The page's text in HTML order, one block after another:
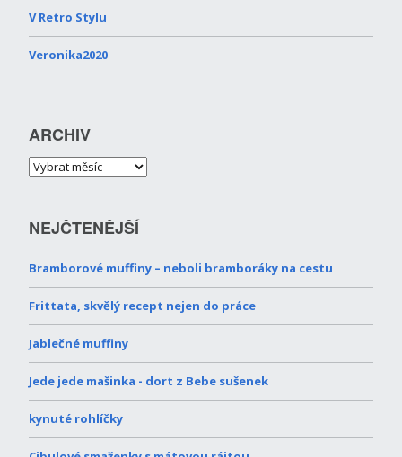
V Retro Stylu
Veronika2020
ARCHIV
NEJČTENĚJŠÍ
Bramborové muffiny – neboli bramboráky na cestu
Frittata, skvělý recept nejen do práce
Jablečné muffiny
Jede jede mašinka - dort z Bebe sušenek
kynuté rohlíčky